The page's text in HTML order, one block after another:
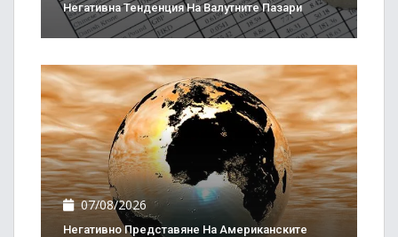
Негативна Тенденция На Валутните Пазари
07/08/2026
Негативно Представяне На Американските